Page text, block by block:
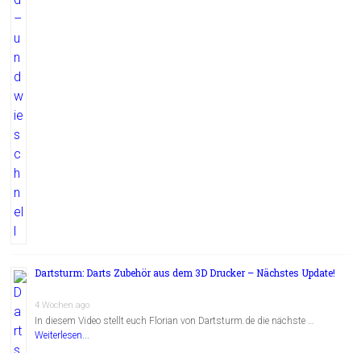
Dartsturm: Darts Zubehör aus dem 3D Drucker – Nächstes Update!
4 Wochen ago
In diesem Video stellt euch Florian von Dartsturm.de die nächste …
Weiterlesen...